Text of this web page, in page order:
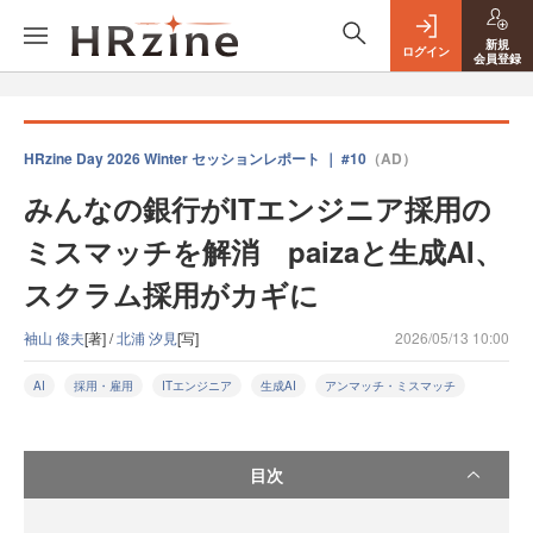
ログイン
新規
会員登録
HRzine Day 2026 Winter セッションレポート ｜ #10 （AD）
みんなの銀行がITエンジニア採用の
ミスマッチを解消 paizaと生成AI、
スクラム採用がカギに
袖山 俊夫[著] /北浦 汐見[写] 2026/05/13 10:00
AI 採用・雇用 ITエンジニア 生成AI アンマッチ・ミスマッチ
目次